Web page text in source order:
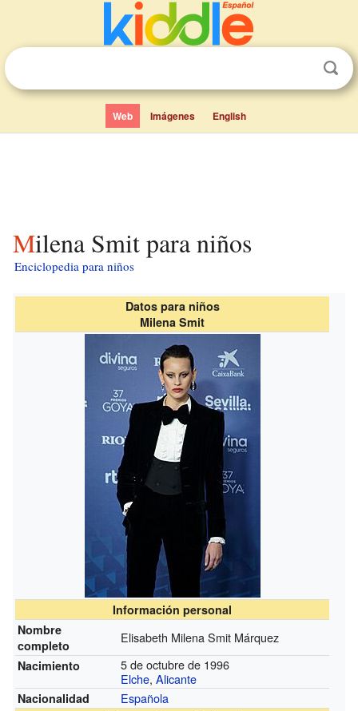
Web Imágenes English
Milena Smit para niños
Enciclopedia para niños
Datos para niños
Milena Smit
Información personal
Nombre
completo
Elisabeth Milena Smit Márquez
Nacimiento
5 de octubre de 1996
Elche,Alicante
Nacionalidad Española